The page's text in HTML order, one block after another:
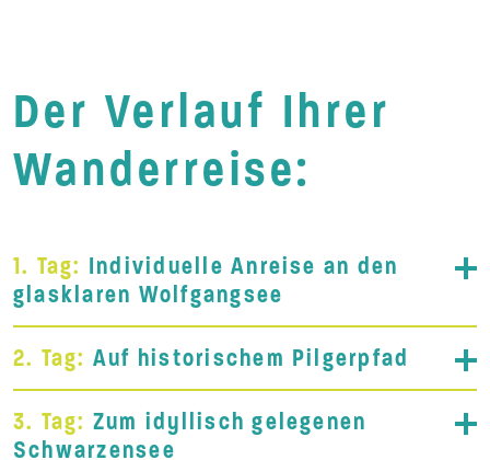
Der Verlauf Ihrer
Wanderreise:
1. Tag: Individuelle Anreise an den
glasklaren Wolfgangsee
2. Tag: Auf historischem Pilgerpfad
3. Tag: Zum idyllisch gelegenen
Schwarzensee